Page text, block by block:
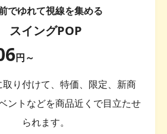
でゆれて視線を集める
スイングPOP
円～
り付けて、特価、限定、新商
ントなどを商品近くで目立たせ
られます。